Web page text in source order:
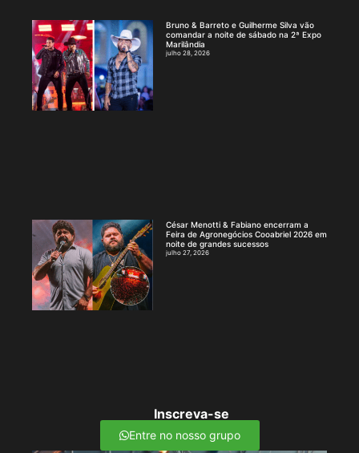
Bruno & Barreto e Guilherme Silva vão
comandar a noite de sábado na 2ª Expo
Marilândia
julho 28, 2026
César Menotti & Fabiano encerram a
Feira de Agronegócios Cooabriel 2026 em
noite de grandes sucessos
julho 27, 2026
Inscreva-se
Entre no nosso grupo